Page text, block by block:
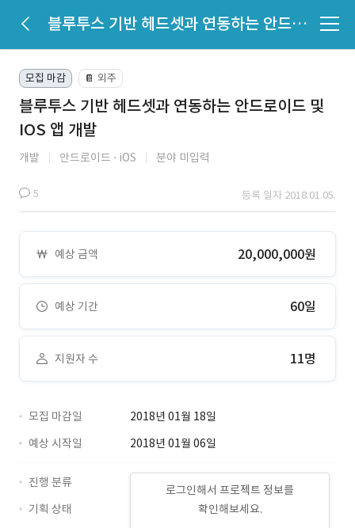
블루투스 기반 헤드셋과 연동하는 안드로이드 및 IOS 앱 개발
모집 마감 📔 외주
블루투스 기반 헤드셋과 연동하는 안드로이드 및
IOS 앱 개발
개발 안드로이드 iOS 분야 미입력
5 등록 일자 2018.01.05.
예상 금액 20,000,000원
예상 기간 60일
지원자 수 11명
모집 마감일
2018년 01월 18일
예상 시작일
2018년 01월 06일
로그인해서 프로젝트 정보를
확인해보세요.
진행 분류
기획 상태